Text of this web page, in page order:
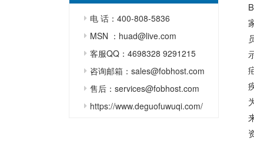
电 话：400-808-5836
MSN ：huad@live.com
客服QQ：4698328 9291215
咨询邮箱：sales@fobhost.com
售后：services@fobhost.com
https://www.deguofuwuqi.com/